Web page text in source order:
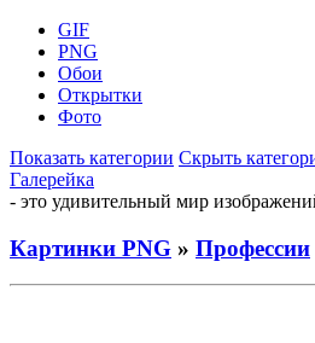
GIF
PNG
Обои
Открытки
Фото
Показать категории Скрыть
Галерейка
- это удивительный мир
Картинки PNG » Профессии